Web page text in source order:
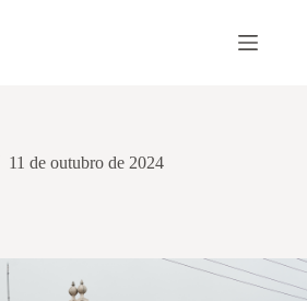
11 de outubro de 2024